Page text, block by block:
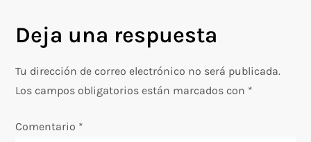
g
a
Deja una respuesta
Tu dirección de correo electrónico no será publicada.
Los campos obligatorios están marcados con *
Comentario *